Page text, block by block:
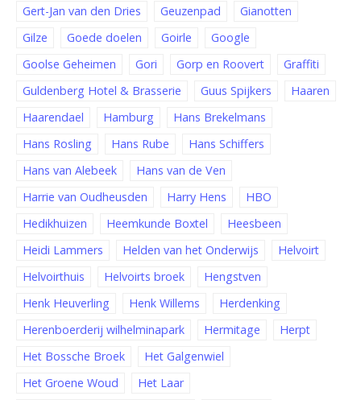
Gert-Jan van den Dries
Geuzenpad
Gianotten
Gilze
Goede doelen Goirle
Google
Goolse Geheimen
Gori Gorp en Roovert
Graffiti
Guldenberg Hotel & Brasserie
Guus Spijkers
Haaren
Haarendael
Hamburg
Hans Brekelmans
Hans Rosling
Hans Rube
Hans Schiffers
Hans van Alebeek
Hans van de Ven
Harrie van Oudheusden
Harry Hens
HBO
Hedikhuizen
Heemkunde Boxtel
Heesbeen
Heidi Lammers
Helden van het Onderwijs
Helvoirt
Helvoirthuis
Helvoirts broek
Hengstven
Henk Heuverling
Henk Willems
Herdenking
Herenboerderij wilhelminapark
Hermitage
Herpt
Het Bossche Broek
Het Galgenwiel
Het Groene Woud
Het Laar